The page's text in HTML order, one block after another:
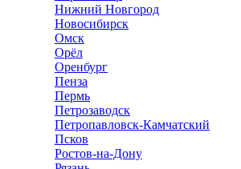
Нижний Новгород
Новосибирск
Омск
Орёл
Оренбург
Пенза
Пермь
Петрозаводск
Петропавловск-Камчатский
Псков
Ростов-на-Дону